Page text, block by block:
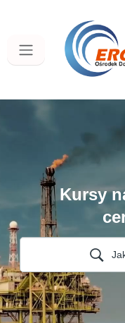
zawartości
Kursy